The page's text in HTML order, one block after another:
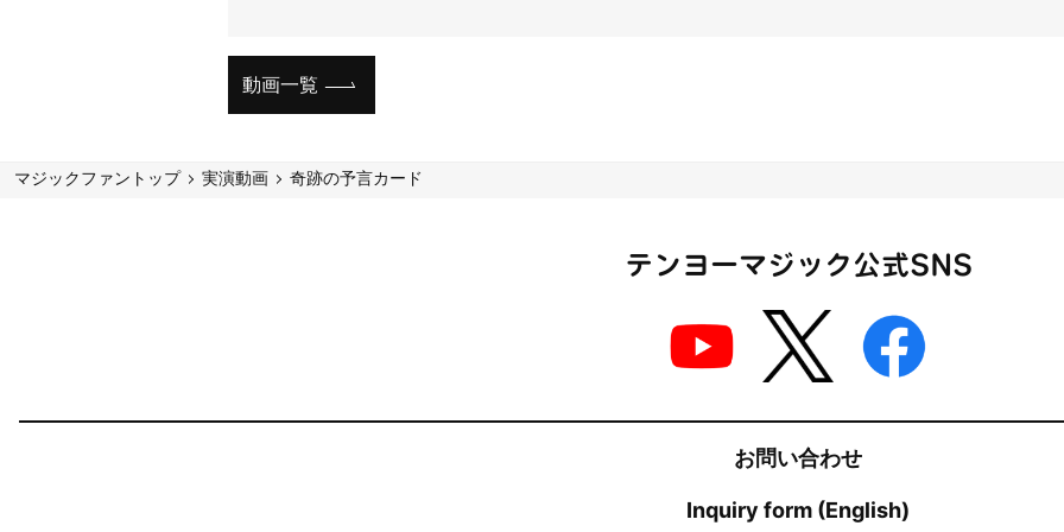
動画一覧
マジックファントップ 実演動画 奇跡の予言カード
テンヨーマジック公式SNS
お問い合わせ
Inquiry form (English)